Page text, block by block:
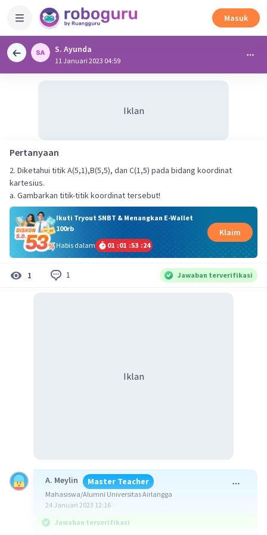
Masuk
S. Ayunda
11 Januari 2023 04:59
Iklan
Pertanyaan
2. Diketahui titik A(5,1),B(5,5), dan C(1,5) pada bidang koordinat
kartesius.
a. Gambarkan titik-titik koordinat tersebut!
Ikuti Tryout SNBT & Menangkan E-Wallet
100rb
Habis dalam
01 :01 :53 :24
Klaim
1 1 Jawaban terverifikasi
Iklan
A. Meylin Master Teacher
Mahasiswa/Alumni Universitas Airlangga
24 Januari 2023 12:16
Jawaban terverifikasi